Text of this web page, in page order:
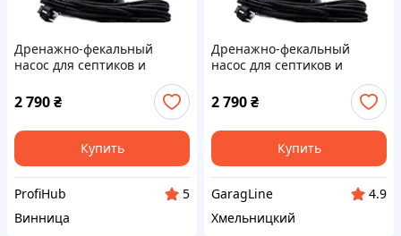
Дренажно-фекальный
насос для септиков и
PN26, Напор 8м,
Погружение 5м, Гарантия 3
года
2 790₴
Купить
ProfiHub
5
Винница
Дренажно-фекальный
насос для септиков и
PN26, Напор 8м,
Погружение 5м, Гарантия 3
года
2 790₴
Купить
GaragLine
4.9
Хмельницкий